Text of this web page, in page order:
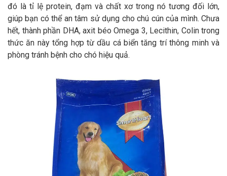
đó là tỉ lệ protein, đạm và chất xơ trong nó tương đối lớn,
giúp bạn có thể an tâm sử dụng cho chú cún của mình. Chưa
hết, thành phần DHA, axit béo Omega 3, Lecithin, Colin trong
thức ăn này tổng hợp từ dầu cá biển tăng trí thông minh và
phòng tránh bệnh cho chó hiệu quả.